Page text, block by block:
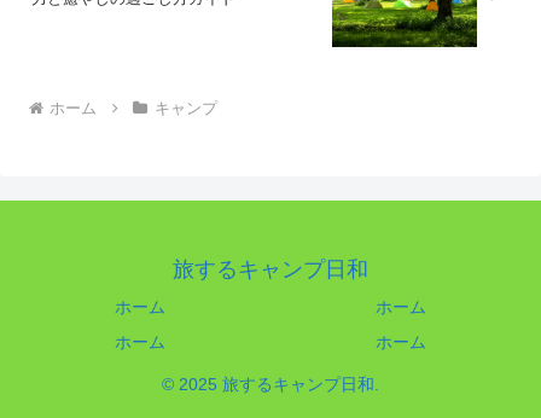
ホーム キャンプ
旅するキャンプ日和
ホーム
ホーム
ホーム
ホーム
© 2025 旅するキャンプ日和.